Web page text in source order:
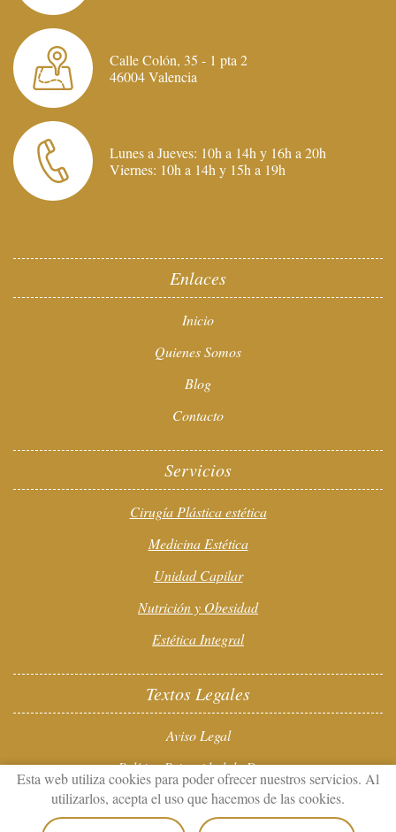
Esta web utiliza cookies para poder ofrecer nuestros servicios. Al
utilizarlos, acepta el uso que hacemos de las cookies.
Calle Colón, 35 - 1 pta 2
46004 Valencia
Lunes a Jueves: 10h a 14h y 16h a 20h
Viernes: 10h a 14h y 15h a 19h
Enlaces
Inicio
Quienes Somos
Blog
Contacto
Servicios
Cirugía Plástica estética
Medicina Estética
Unidad Capilar
Nutrición y Obesidad
Estética Integral
Textos Legales
Aviso Legal
Política Privacidad de Datos
Política de Cookies